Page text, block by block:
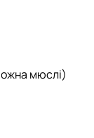
мюслі)